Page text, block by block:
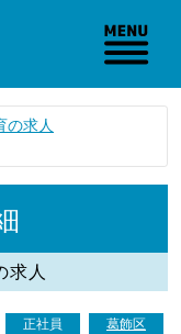
の求人
求人
正社員 葛飾区